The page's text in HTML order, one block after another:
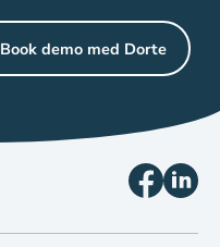
Book demo med Dorte